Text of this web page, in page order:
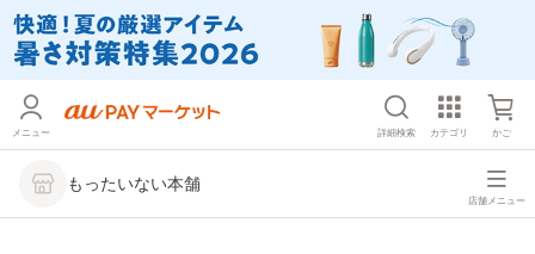
メニュー 詳細検索 カテゴリ かご
もったいない本舗
店舗メニュー